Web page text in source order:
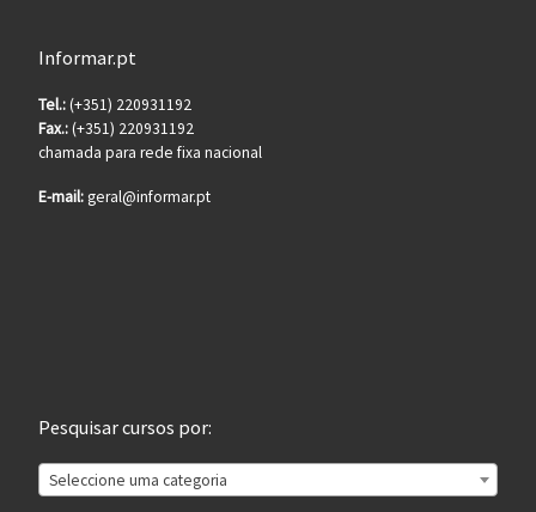
Informar.pt
Tel.:(+351) 220931192
Fax.:(+351) 220931192
chamada para rede fixa nacional
E-mail:geral@informar.pt
Pesquisar cursos por:
Seleccione uma categoria